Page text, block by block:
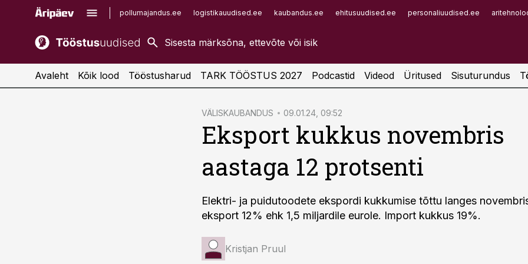
pollumajandus.ee logistikauudised.ee kaubandus.ee ehitusuudised.ee personaliuudised.ee
kaubandus.ee
kinnisvarauudised.ee
imelineajalugu.ee
Infopank
Avaleht Kõik lood Tööstusharud TARK TÖÖSTUS 2027 Podcastid Videod Üritused Sisuturundus
VÄLISKAUBANDUS 09.01.24, 09:52
Eksport kukkus novembris
aastaga 12 protsenti
Elektri- ja puidutoodete ekspordi kukkumise tõttu langes
eksport 12% ehk 1,5 miljardile eurole. Import kukkus 19%.
Kristjan Pruul